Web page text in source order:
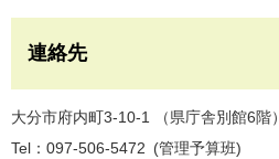
連絡先
大分市府内町3-10-1 （県庁舎別館6階）
Tel：097-506-5472
管理予算班